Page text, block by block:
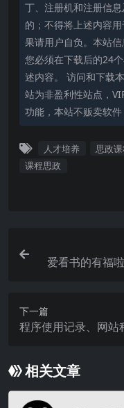
丁、注册机和注册信
的；不得将上述内容
果请用户自负。本站
您必须在下载后的24
述内容。 访问和下载
站为非盈利性站点，
功能，本站不贩卖软件
人才培养 思政
课程思政
爱看书的有福
下一篇
程序使用记录、网站
相关文章